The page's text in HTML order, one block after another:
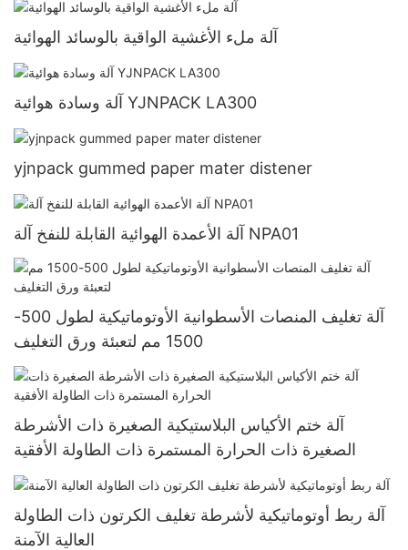
آلة ملء الأغشية الواقية بالوسائد الهوائية
آلة وسادة هوائية YJNPACK LA300
yjnpack gummed paper mater distener
آلة الأعمدة الهوائية القابلة للنفخ آلة NPA01
آلة تغليف المنصات الأسطوانية الأوتوماتيكية لطول 500-
1500 مم لتعبئة ورق التغليف
آلة ختم الأكياس البلاستيكية الصغيرة ذات الأشرطة
الصغيرة ذات الحرارة المستمرة ذات الطاولة الأفقية
آلة ربط أوتوماتيكية لأشرطة تغليف الكرتون ذات الطاولة
العالية الآمنة